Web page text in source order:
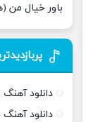
باور خیال
دانلود آهنگ
دانلود